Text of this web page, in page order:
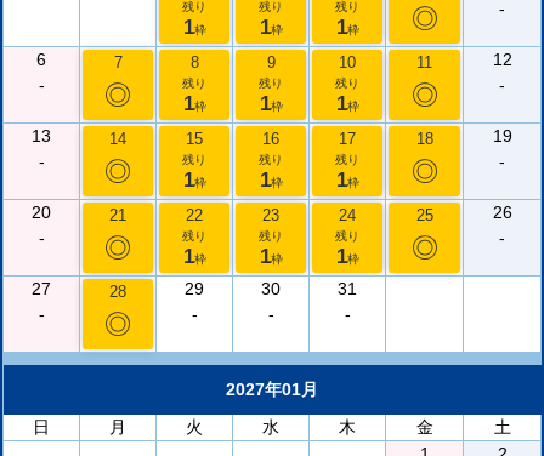
残り
1枠
残り
1枠
残り
1枠 ◎ -
6
-
7
◎
8
残り
1枠
9
残り
1枠
10
残り
1枠
11
◎
12
-
13
-
14
◎
15
残り
1枠
16
残り
1枠
17
残り
1枠
18
◎
19
-
20
-
21
◎
22
残り
1枠
23
残り
1枠
24
残り
1枠
25
◎
26
-
27
-
28
◎
29
-
30
-
31
-
2027年01月
日
月 火 水 木 金
土